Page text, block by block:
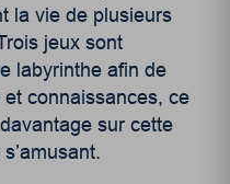
la vie de plusieurs
jeux sont
labyrinthe afin de
connaissances, ce
sur cette